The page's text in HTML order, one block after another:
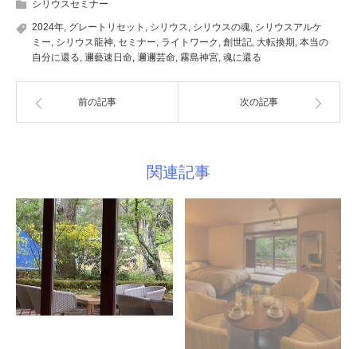
シリウスセミナー
2024年, グレートリセット , シリウス, シリウスの魂, シリウスアルケ
ミー, シリウス龍神, セミナー, ライトワーク , 創世記, 大転換期, 本当の
自分に還る, 邇藝速日命, 邇邇芸命, 霧島神宮, 魂に還る
前の記事 次の記事
関連記事